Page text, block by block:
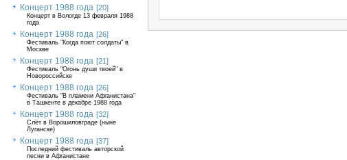
Концерт 1988 года [20]
Концерт в Вологде 13 февраля 1988
года
Концерт 1988 года [26]
Фестиваль "Когда поют солдаты" в
Москве
Концерт 1988 года [21]
Фестиваль "Огонь души твоей" в
Новороссийске
Концерт 1988 года [26]
Фестиваль "В пламени Афганистана"
в Ташкенте в декабре 1988 года
Концерт 1988 года [32]
Слёт в Ворошиловграде (ныне
Луганске)
Концерт 1988 года [37]
Последний фестиваль авторской
песни в Афганистане